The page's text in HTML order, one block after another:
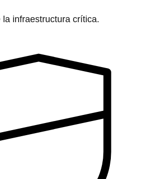
infraestructura crítica.